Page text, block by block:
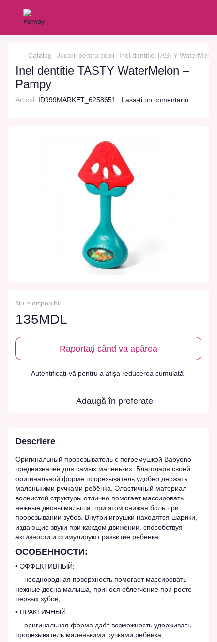
Catalog Jucarii pentru copii Inel dentitie TASTY WaterMelon
Inel dentitie TASTY WaterMelon –
Pampy
Articol: ID999MARKET_6258651 Lasa-ți un comentariu
Nu e disponibil
135MDL
Raportați când va apărea
Autentificați-vă pentru a afișa reducerea cumulată
Adaugă în preferate
Descriere
Оригинальный прорезыватель с погремушкой Babyono
предназначен для самых маленьких. Благодаря своей
оригинальной форме прорезыватель удобно держать
маленькими ручками ребёнка. Эластичный материал
волнистой структуры отлично помогает массировать
нежные дёсны малыша, при этом снижая боль при
прорезывании зубов. Внутри игрушки находятся шарики,
издающие звуки при каждом движении, способствуя
активности и стимулируют развитие ребёнка.
ОСОБЕННОСТИ:
• ЭФФЕКТИВНЫЙ:
— неоднородная поверхность помогает массировать
нежные десна малыша, принося облегчение при росте
первых зубов;
• ПРАКТИЧНЫЙ:
— оригинальная форма даёт возможность удерживать
прорезыватель маленькими ручками ребёнка.